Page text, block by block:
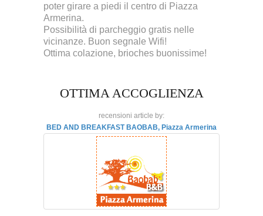
poter girare a piedi il centro di Piazza
Armerina.
Possibilità di parcheggio gratis nelle
vicinanze. Buon segnale Wifi!
Ottima colazione, brioches buonissime!
OTTIMA ACCOGLIENZA
recensioni article by:
BED AND BREAKFAST BAOBAB, Piazza Armerina